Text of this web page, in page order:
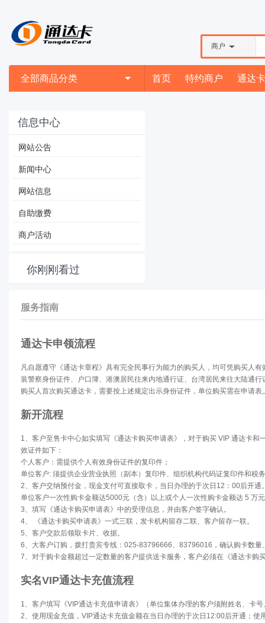
商户
全部商品分类 首页 特约商户 通达卡
信息中心
网站公告
新闻中心
网站信息
自助缴费
商户活动
你刚刚看过
服务指南
通达卡申领流程
凡自愿遵守《通达卡章程》具有完全民事行为能力的购买人，均可凭购买人
装警察身份证件、户口簿、港澳居民往来内地通行证、台湾居民来往大陆通
购买人首次购买通达卡，需要按上述规定出示身份证件，单位购买需在申请
新开流程
1、客户至售卡中心如实填写《通达卡购买申请表》，对于购买 VIP 通达卡
效证件如下：
个人客户：需提供个人有效身份证件的复印件；
单位客户: 须提供企业营业执照（副本）复印件、组织机构代码证复印件和
2、客户交纳预付金，现金支付可直接取卡，当日办理的于次日12：00后开
单位客户一次性购卡金额达5000元（含）以上或个人一次性购卡金额达 5 万
3、填写《通达卡购买申请表》中的受理信息，并由客户签字确认。
4、 《通达卡购买申请表》一式三联，发卡机构留存二联、客户留存一联。
5、客户交款后领取卡片、收据。
6、大客户订购，拨打贵宾专线：025-83796666、83796016，确认购卡数
7、对于购卡金额超过一定数量的客户提供送卡服务，客户必须在《通达卡购
实名VIP通达卡充值流程
1、客户填写《VIP通达卡充值申请表》（单位集体办理的客户须附姓名、卡
2、使用现金充值，VIP通达卡充值金额在当日办理的于次日12:00后开通；使